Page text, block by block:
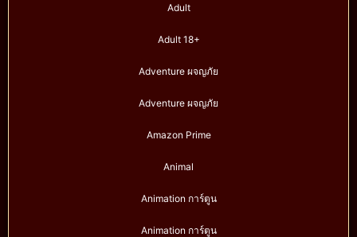
Adult
Adult 18+
Adventure ผจญภัย
Adventure ผจญภัย
Amazon Prime
Animal
Animation การ์ตูน
Animation การ์ตูน